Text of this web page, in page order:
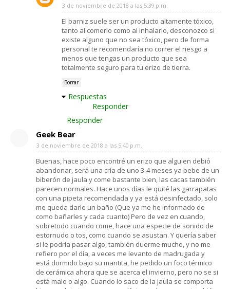
3 de noviembre de 2018 a las 5:39 p.m.
El barniz suele ser un producto altamente tóxico,
tanto al comerlo como al inhalarlo, desconozco si
existe alguno que no sea tóxico, pero de forma
personal te recomendaría no correr el riesgo a
menos que tengas un producto que sea
totalmente seguro para tu erizo de tierra.
Borrar
Respuestas
Responder
Responder
Geek Bear
3 de noviembre de 2018 a las 5:40 p.m.
Buenas, hace poco encontré un erizo que alguien debió
abandonar, será una cría de uno 3-4 meses ya bebe de un
biberón de jaula y come bastante bien, las cacas también
parecen normales. Hace unos días le quité las garrapatas
con una pipeta recomendada y ya está desinfectado, solo
me queda darle un baño (Que ya me he informado de
como bañarles y cada cuanto) Pero de vez en cuando,
sobretodo cuando come, hace una especie de sonido de
estornudo o tos, como cuando se asustan. Y quería saber
si le podría pasar algo, también duerme mucho, y no me
refiero por el día, a veces me levanto de madrugada y
está dormido bajo su mantita, he pedido un foco térmico
de cerámica ahora que se acerca el invierno, pero no se si
está malo o algo. Cuando lo saco de la jaula se comporta